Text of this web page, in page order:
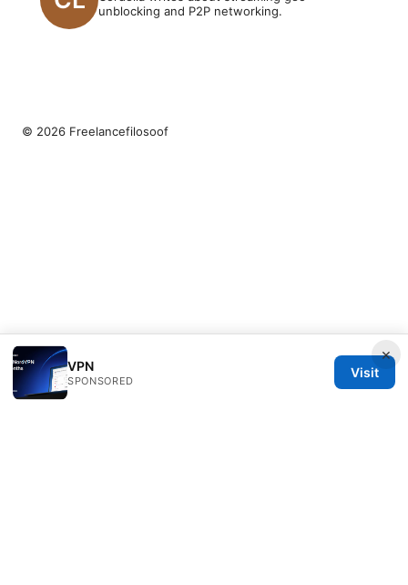
unblocking and P2P networking.
×
VPN
SPONSORED
Visit
© 2026 Freelancefilosoof